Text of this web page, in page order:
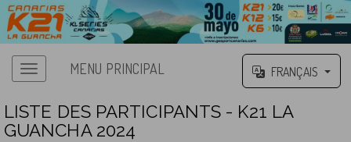
MENU PRINCIPAL FRANÇAIS
LISTE DES PARTICIPANTS - K21 LA
GUANCHA 2024